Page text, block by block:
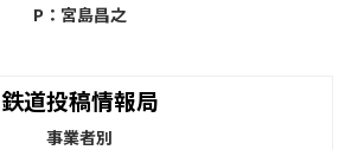
P：宮島昌之
鉄道投稿情報局
事業者別